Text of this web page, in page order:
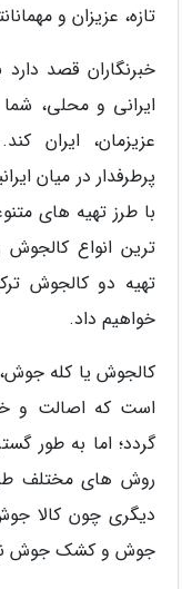
تازه، عزیزان و
خبرنگاران قصد
ایرانی و محلی،
عزیزمان، ایران
پرطرفدار در میان
با طرز تهیه های
ترین انواع
تهیه دو کالجوش
خواهیم داد.
کالجوش یا کله
است که اصالت و
گردد؛ اما به طور
روش های مختلف
دیگری چون کالا
جوش و کشک جوش